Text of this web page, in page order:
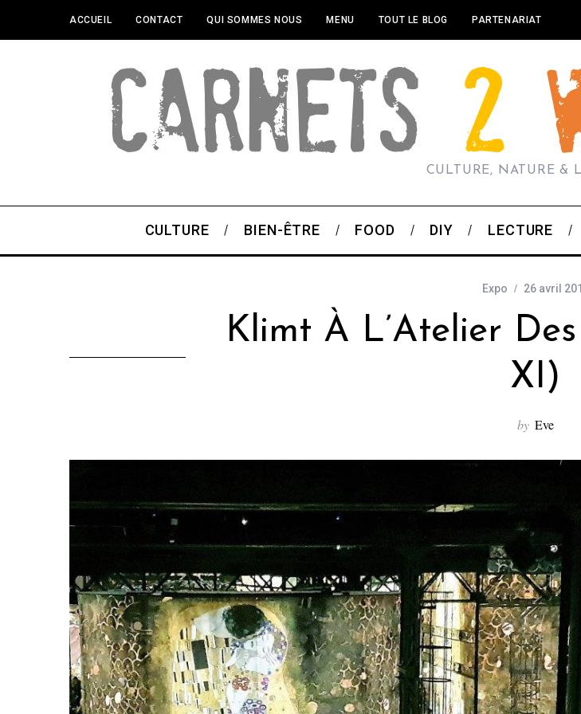
ACCUEIL CONTACT QUI SOMMES NOUS MENU TOUT LE BLOG PARTENARIAT
CULTURE, NATURE &
CULTURE BIEN-ÊTRE FOOD DIY LECTURE
Expo 26 avril
Klimt À L’Atelier
XI)
by Eve